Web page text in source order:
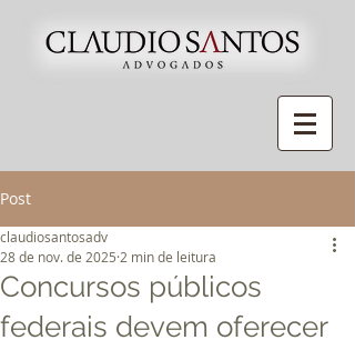
Post
Concursos públicos
federais devem oferecer
claudiosantosadv
28 de nov. de 2025 2 min de leitura